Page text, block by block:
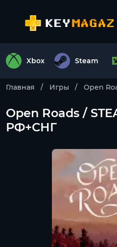
Xbox Steam
Главная Игры Open
Open Roads /
РФ+СНГ